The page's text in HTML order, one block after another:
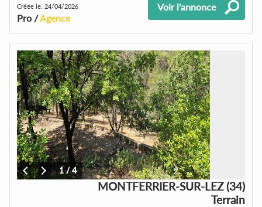
Créée le: 24/04/2026
Pro /Agence
Voir l'annonce
1/4
MONTFERRIER-SUR-LEZ (34)
Terrain